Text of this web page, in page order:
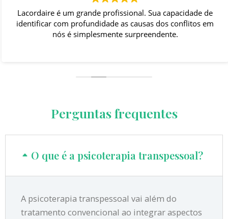
Lacordaire é um grande profissional. Sua capacidade de
identificar com profundidade as causas dos conflitos em
nós é simplesmente surpreendente.
Perguntas frequentes
O que é a psicoterapia transpessoal?
A psicoterapia transpessoal vai além do
tratamento convencional ao integrar aspectos